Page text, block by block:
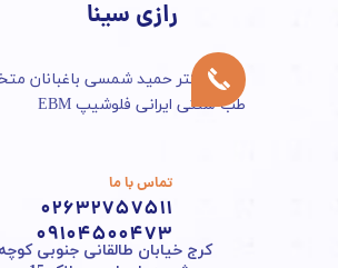
​​​​​​​ رازی سینا
​مطب دکتر حمید شمسی باغبانان
طب سنتی ایرانی فلوشیپ EBM
تماس با ما
02632757511
​​​​​​​09104500473
​کرج خیابان طالقانی جنوبی کوچه